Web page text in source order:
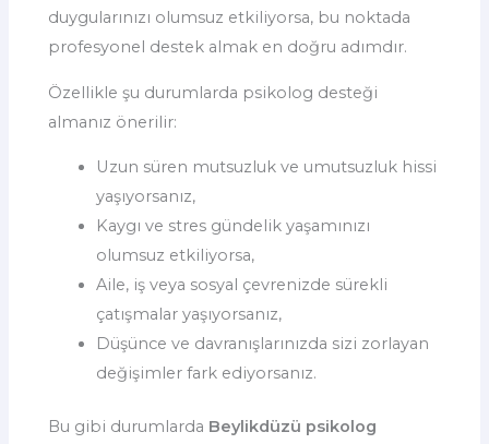
duygularınızı olumsuz etkiliyorsa, bu noktada
profesyonel destek almak en doğru adımdır.
Özellikle şu durumlarda psikolog desteği
almanız önerilir:
Uzun süren mutsuzluk ve umutsuzluk hissi
yaşıyorsanız,
Kaygı ve stres gündelik yaşamınızı
olumsuz etkiliyorsa,
Aile, iş veya sosyal çevrenizde sürekli
çatışmalar yaşıyorsanız,
Düşünce ve davranışlarınızda sizi zorlayan
değişimler fark ediyorsanız.
Bu gibi durumlarda Beylikdüzü psikolog